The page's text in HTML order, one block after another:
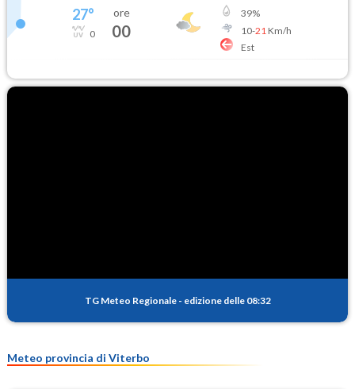
27°
0
ore
00
39%
10-21 Km/h
Est
TG Meteo Regionale - edizione delle 08:32
Meteo provincia di Viterbo